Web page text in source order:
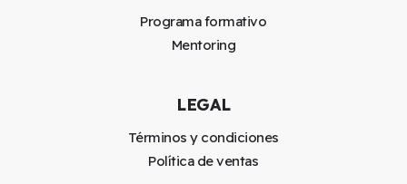
Programa formativo
Mentoring
LEGAL
Términos y condiciones
Política de ventas